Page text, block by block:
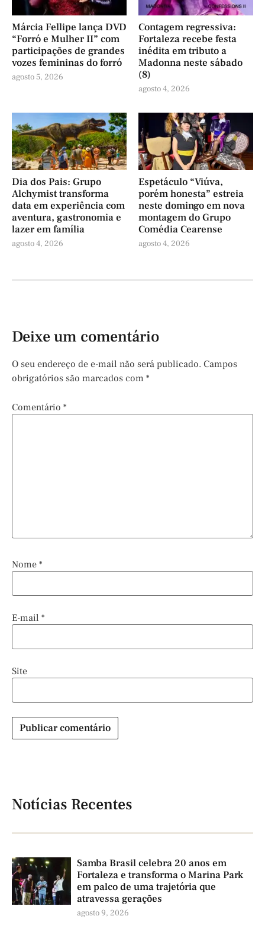
Márcia Fellipe lança DVD
“Forró e Mulher II” com
participações de grandes
vozes femininas do forró
agosto 5, 2026
Contagem regressiva:
Fortaleza recebe festa
inédita em tributo a
Madonna neste sábado
(8)
agosto 4, 2026
Dia dos Pais: Grupo
Alchymist transforma
data em experiência com
aventura, gastronomia e
lazer em família
agosto 4, 2026
Espetáculo “Viúva,
porém honesta” estreia
neste domingo em nova
montagem do Grupo
Comédia Cearense
agosto 4, 2026
Deixe um comentário
O seu endereço de e-mail não será publicado. Campos
obrigatórios são marcados com *
Comentário *
Nome *
E-mail *
Site
Notícias Recentes
Samba Brasil celebra 20 anos em
Fortaleza e transforma o Marina Park
em palco de uma trajetória que
atravessa gerações
agosto 9, 2026